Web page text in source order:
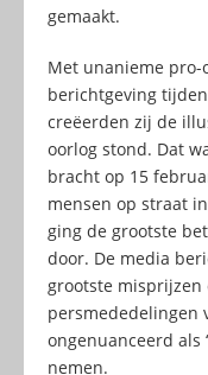
gemaakt.
Met unanieme
berichtgeving
creëerden zij de
oorlog stond. Dat
bracht op 15
mensen op straat
ging de grootste
door. De media
grootste misprijzen
persmededelingen
ongenuanceerd als
nemen.